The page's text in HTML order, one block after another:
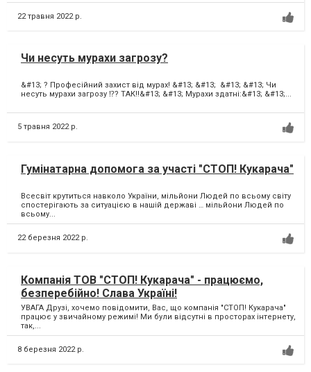
22 травня 2022 р.
Чи несуть мурахи загрозу?
&#13; ? Професійний захист від мурах! &#13; &#13; &#13; &#13; Чи
несуть мурахи загрозу ⁉️? ТАК‼️&#13; &#13; Мурахи здатні:&#13; &#13;...
5 травня 2022 р.
Гумінатарна допомога за участі "СТОП! Кукарача"
Всесвіт крутиться навколо України, мільйони Людей по всьому світу
спостерігають за ситуацією в нашій державі … мільйони Людей по
всьому...
22 березня 2022 р.
Компанія ТОВ "СТОП! Кукарача" - працюємо,
безперебійно! Слава Україні!
УВАГА Друзі, хочемо повідомити, Вас, що компанія "СТОП! Кукарача"
працює у звичайному режимі! Ми були відсутні в просторах інтернету,
так,...
8 березня 2022 р.